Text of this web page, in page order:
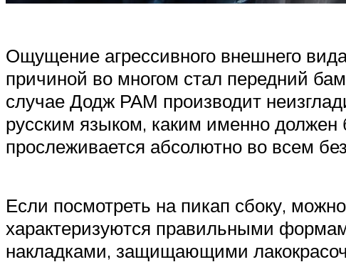
Ощущение агрессивного внешнего
причиной во многом стал передний
случае Додж РАМ производит
русским языком, каким именно
прослеживается абсолютно во всем
Если посмотреть на пикап сбоку,
характеризуются правильными
накладками, защищающими